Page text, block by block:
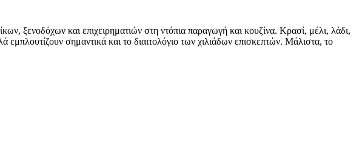
ξενοδόχων και επιχειρηματιών στη ντόπια παραγωγή και κουζίνα. Κρασί, μέλι, λάδι,
σημαντικά και το διαιτολόγιο των χιλιάδων επισκεπτών. Μάλιστα, το